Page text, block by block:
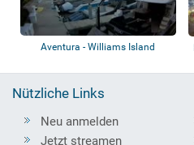
Aventura - Williams Island
Nützliche Links
Neu anmelden
Jetzt streamen